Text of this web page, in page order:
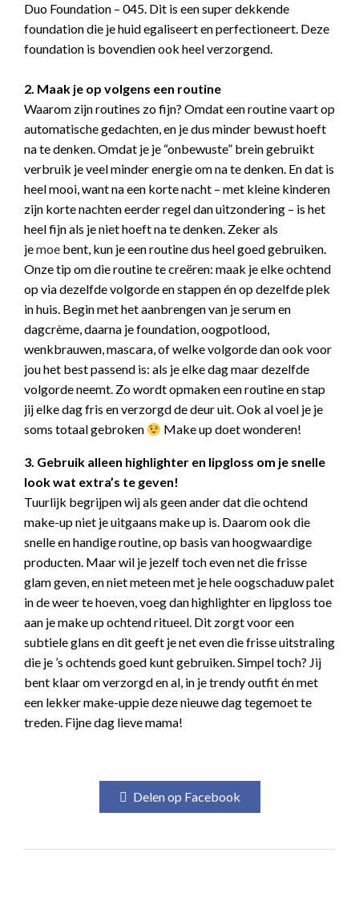
Duo Foundation – 045. Dit is een super dekkende
foundation die je huid egaliseert en perfectioneert. Deze
foundation is bovendien ook heel verzorgend.
2. Maak je op volgens een routine
Waarom zijn routines zo fijn? Omdat een routine vaart op
automatische gedachten, en je dus minder bewust hoeft
na te denken. Omdat je je “onbewuste” brein gebruikt
verbruik je veel minder energie om na te denken. En dat is
heel mooi, want na een korte nacht – met kleine kinderen
zijn korte nachten eerder regel dan uitzondering – is het
heel fijn als je niet hoeft na te denken. Zeker als
jemoe bent, kun je een routine dus heel goed gebruiken.
Onze tip om die routine te creëren: maak je elke ochtend
op via dezelfde volgorde en stappen én op dezelfde plek
in huis. Begin met het aanbrengen van je serum en
dagcrème, daarna je foundation, oogpotlood,
wenkbrauwen, mascara, of welke volgorde dan ook voor
jou het best passend is: als je elke dag maar dezelfde
volgorde neemt. Zo wordt opmaken een routine en stap
jij elke dag fris en verzorgd de deur uit. Ook al voel je je
soms totaal gebroken
Make up doet wonderen!
3. Gebruik alleen highlighter en lipgloss om je snelle
look wat extra’s te geven!
Tuurlijk begrijpen wij als geen ander dat die ochtend
make-up niet je uitgaans make up is. Daarom ook die
snelle en handige routine, op basis van hoogwaardige
producten. Maar wil je jezelf toch even net die frisse
glam geven, en niet meteen met je hele oogschaduw palet
in de weer te hoeven, voeg dan highlighter en lipgloss toe
aan je make up ochtend ritueel. Dit zorgt voor een
subtiele glans en dit geeft je net even die frisse uitstraling
die je ’s ochtends goed kunt gebruiken. Simpel toch? Jij
bent klaar om verzorgd en al, in je trendy outfit én met
een lekker make-uppie deze nieuwe dag tegemoet te
treden. Fijne dag lieve mama!
Delen op Facebook